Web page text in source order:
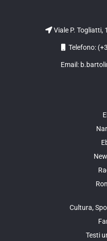
Viale P. Togliatti,
Telefono:
Email:
Cultura,
Testi